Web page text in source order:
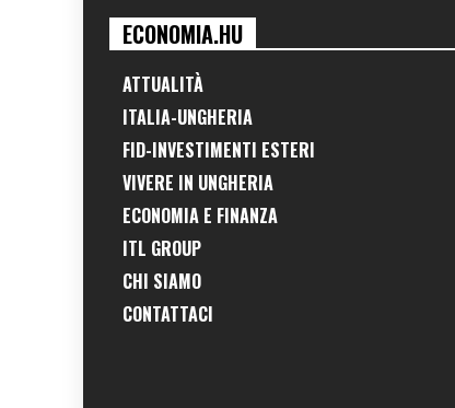
ECONOMIA.HU
ATTUALITÀ
ITALIA-UNGHERIA
FID-INVESTIMENTI ESTERI
VIVERE IN UNGHERIA
ECONOMIA E FINANZA
ITL GROUP
CHI SIAMO
CONTATTACI